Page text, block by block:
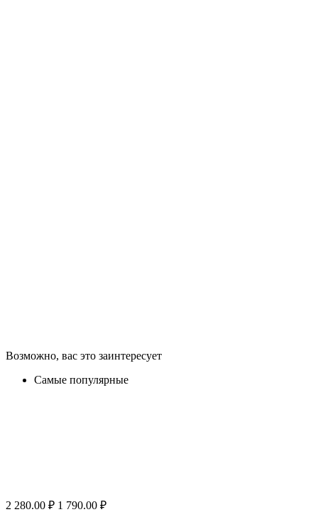
Возможно, вас это заинтересует
Самые популярные
2 280.00 ₽ 1 790.00 ₽